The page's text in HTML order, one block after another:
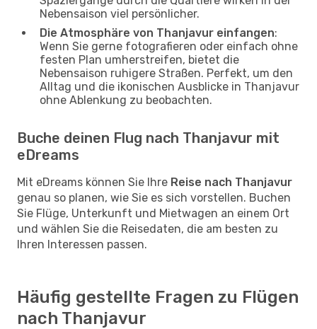
Nebensaison viel persönlicher.
Die Atmosphäre von Thanjavur einfangen:
Wenn Sie gerne fotografieren oder einfach ohne
festen Plan umherstreifen, bietet die
Nebensaison ruhigere Straßen. Perfekt, um den
Alltag und die ikonischen Ausblicke in Thanjavur
ohne Ablenkung zu beobachten.
Buche deinen Flug nach Thanjavur mit
eDreams
Mit eDreams können Sie Ihre Reise nach Thanjavur
genau so planen, wie Sie es sich vorstellen. Buchen
Sie Flüge, Unterkunft und Mietwagen an einem Ort
und wählen Sie die Reisedaten, die am besten zu
Ihren Interessen passen.
Häufig gestellte Fragen zu Flügen
nach Thanjavur